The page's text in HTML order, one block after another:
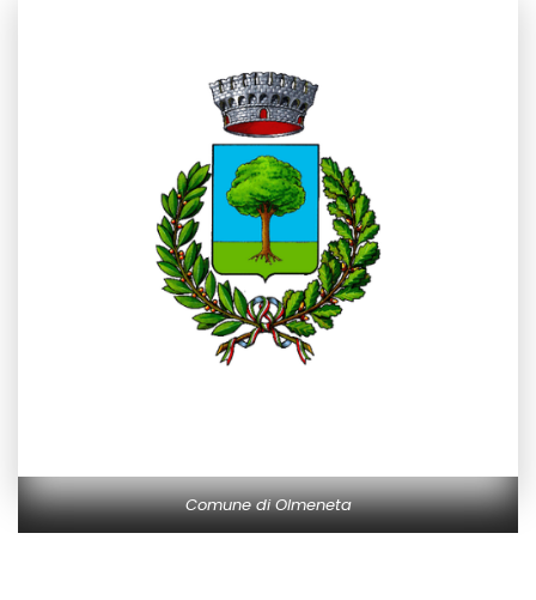
Comune di Olmeneta